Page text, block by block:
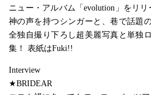
ニュー・アルバム「evolution」をリリ
神の声を持つシンガーと、巷で話題
全独自撮り下ろし超美麗写真と単独
集！ 表紙はFuki!!
Interview
★BRIDEAR